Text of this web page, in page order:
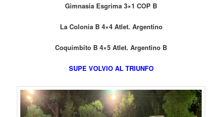
Gimnasia Esgrima 3×1 COP B
La Colonia B 4×4 Atlet. Argentino
Coquimbito B 4×5 Atlet. Argentino B
SUPE VOLVIO AL TRIUNFO